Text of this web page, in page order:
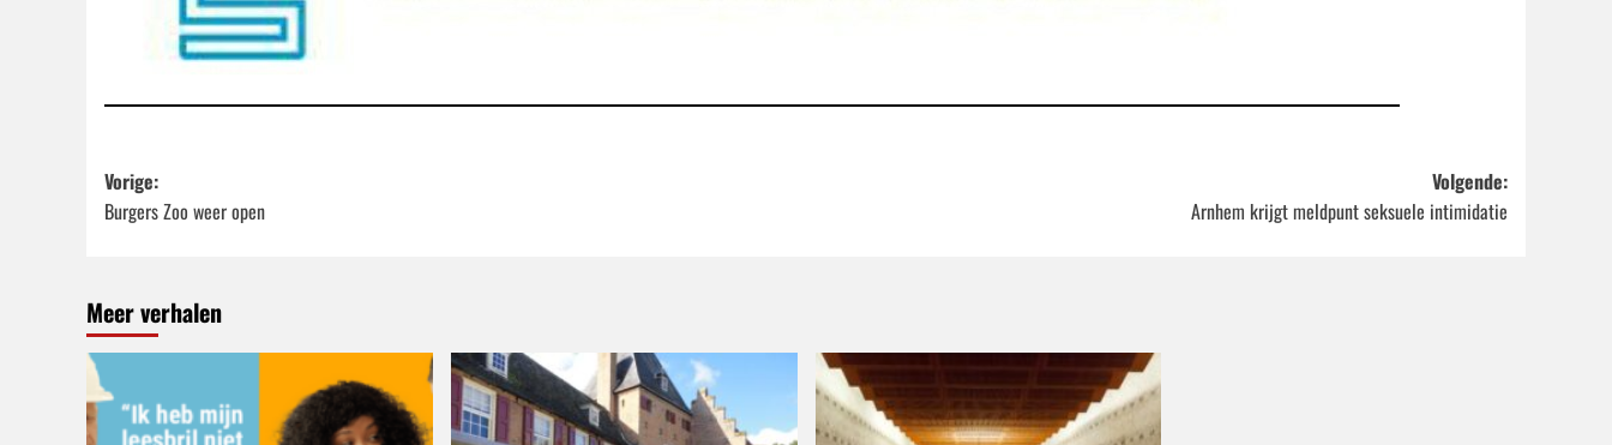
Bericht
navigatie
Vorige:
Burgers Zoo weer open
Volgende:
Arnhem krijgt meldpunt seksuele intimidatie
Meer verhalen